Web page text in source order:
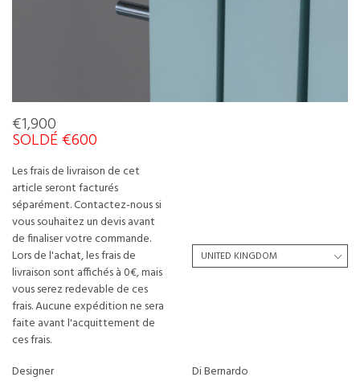
€1,900
SOLDÉ €600
Les frais de livraison de cet
article seront facturés
séparément. Contactez-nous si
vous souhaitez un devis avant
de finaliser votre commande.
Lors de l'achat, les frais de
livraison sont affichés à 0€, mais
vous serez redevable de ces
frais. Aucune expédition ne sera
faite avant l'acquittement de
ces frais.
Designer
Di Bernardo